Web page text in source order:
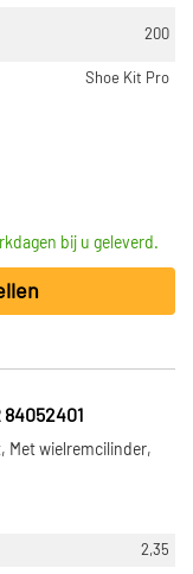
200
Shoe Kit Pro
bij u geleverd.
84052401
Met wielremcilinder,
2,35